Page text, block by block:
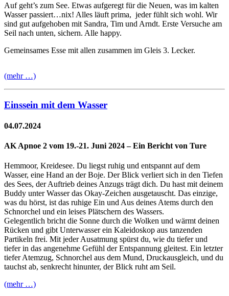
Auf geht’s zum See. Etwas aufgeregt für die Neuen, was im kalten
Wasser passiert…nix! Alles läuft prima, jeder fühlt sich wohl. Wir
sind gut aufgehoben mit Sandra, Tim und Arndt. Erste Versuche am
Seil nach unten, sichern. Alle happy.
Gemeinsames Esse mit allen zusammen im Gleis 3. Lecker.
(mehr …)
Einssein mit dem Wasser
04.07.2024
AK Apnoe 2 vom 19.-21. Juni 2024 – Ein Bericht von Ture
Hemmoor, Kreidesee. Du liegst ruhig und entspannt auf dem
Wasser, eine Hand an der Boje. Der Blick verliert sich in den Tiefen
des Sees, der Auftrieb deines Anzugs trägt dich. Du hast mit deinem
Buddy unter Wasser das Okay-Zeichen ausgetauscht. Das einzige,
was du hörst, ist das ruhige Ein und Aus deines Atems durch den
Schnorchel und ein leises Plätschern des Wassers.
Gelegentlich bricht die Sonne durch die Wolken und wärmt deinen
Rücken und gibt Unterwasser ein Kaleidoskop aus tanzenden
Partikeln frei. Mit jeder Ausatmung spürst du, wie du tiefer und
tiefer in das angenehme Gefühl der Entspannung gleitest. Ein letzter
tiefer Atemzug, Schnorchel aus dem Mund, Druckausgleich, und du
tauchst ab, senkrecht hinunter, der Blick ruht am Seil.
(mehr …)